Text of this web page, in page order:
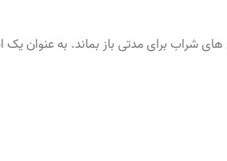
شراب برای مدتی باز بماند. به عنوان یک